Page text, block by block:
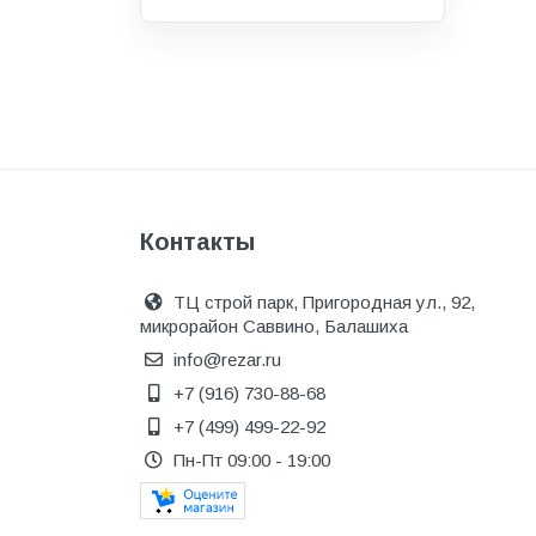
ДПК
Дренажные системы
Запорная арматура и
регулирующая
Изоляция
Инженерная сантехника
Инженерная сантехника и
инструменты
Контакты
ТЦ строй парк, Пригородная ул., 92,
микрорайон Саввино, Балашиха
info@rezar.ru
+7 (916) 730-88-68
+7 (499) 499-22-92
Пн-Пт 09:00 - 19:00